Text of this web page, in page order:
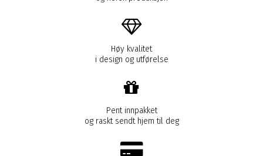
Høy kvalitet
i design og utførelse
Pent innpakket
og raskt sendt hjem til deg